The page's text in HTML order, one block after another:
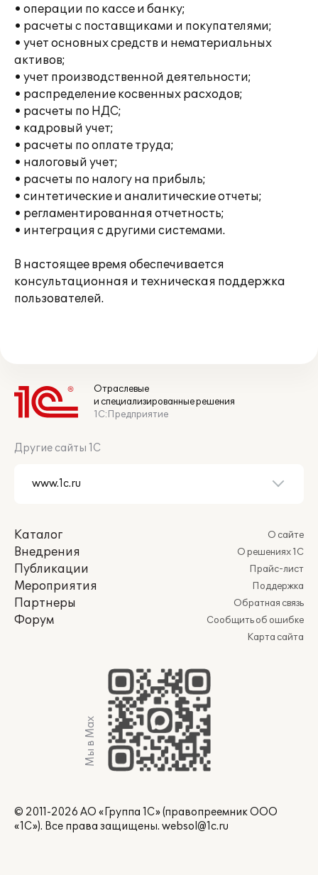
• операции по кассе и банку;
• расчеты с поставщиками и покупателями;
• учет основных средств и нематериальных
активов;
• учет производственной деятельности;
• распределение косвенных расходов;
• расчеты по НДС;
• кадровый учет;
• расчеты по оплате труда;
• налоговый учет;
• расчеты по налогу на прибыль;
• синтетические и аналитические отчеты;
• регламентированная отчетность;
• интеграция с другими системами.
В настоящее время обеспечивается
консультационная и техническая поддержка
пользователей.
Отраслевые
и специализированные решения
1С:Предприятие
Другие сайты 1С
Каталог
Внедрения
Публикации
Мероприятия
Партнеры
Форум
О сайте
О решениях 1С
Прайс-лист
Поддержка
Обратная связь
Сообщить об ошибке
Карта сайта
Мы в Max
© 2011-2026 АО «Группа 1С» (правопреемник ООО
«1С»). Все права защищены. websol@1c.ru